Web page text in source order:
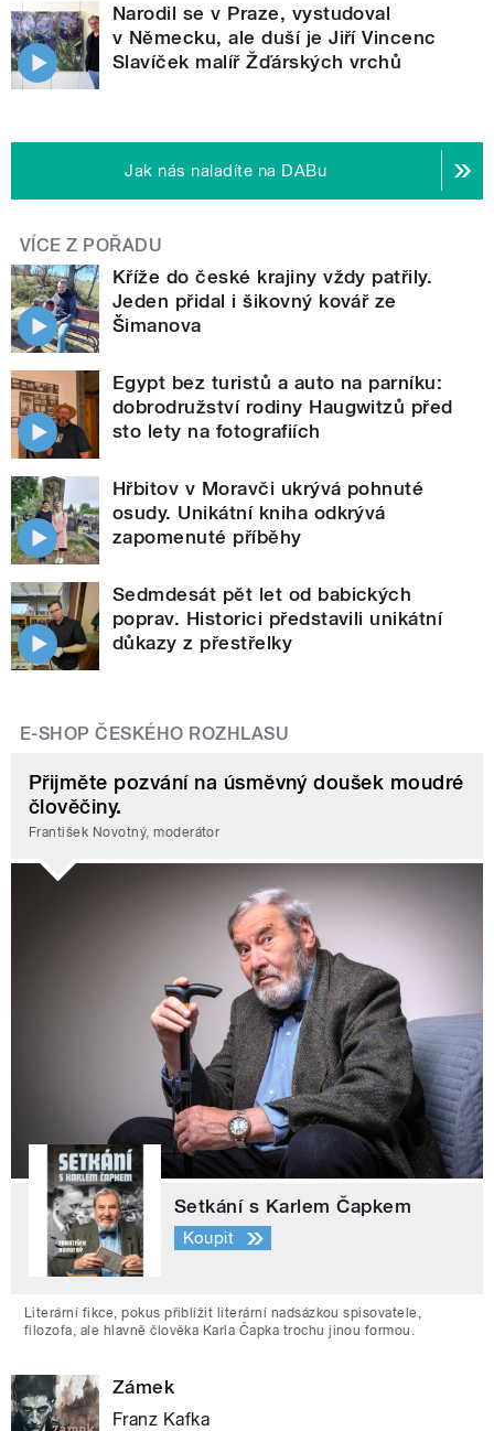
Narodil se v Praze, vystudoval
v Německu, ale duší je Jiří Vincenc
Slavíček malíř Žďárských vrchů
Jak nás naladíte na DABu
VÍCE Z POŘADU
Kříže do české krajiny vždy patřily.
Jeden přidal i šikovný kovář ze
Šimanova
Egypt bez turistů a auto na parníku:
dobrodružství rodiny Haugwitzů před
sto lety na fotografiích
Hřbitov v Moravči ukrývá pohnuté
osudy. Unikátní kniha odkrývá
zapomenuté příběhy
Sedmdesát pět let od babických
poprav. Historici představili unikátní
důkazy z přestřelky
E-SHOP ČESKÉHO ROZHLASU
Přijměte pozvání na úsměvný doušek moudré
člověčiny.
František Novotný, moderátor
Setkání s Karlem Čapkem
Koupit
Literární fikce, pokus přiblížit literární nadsázkou spisovatele,
filozofa, ale hlavně člověka Karla Čapka trochu jinou formou.
Zámek
Franz Kafka